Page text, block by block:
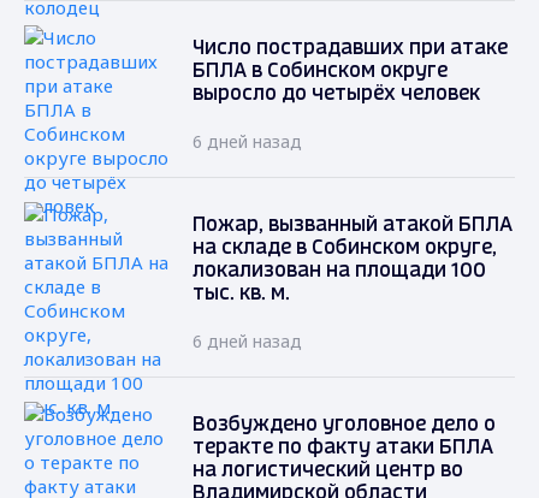
Число пострадавших при атаке
БПЛА в Собинском округе
выросло до четырёх человек
6 дней назад
Пожар, вызванный атакой БПЛА
на складе в Собинском округе,
локализован на площади 100
тыс. кв. м.
6 дней назад
Возбуждено уголовное дело о
теракте по факту атаки БПЛА
на логистический центр во
Владимирской области